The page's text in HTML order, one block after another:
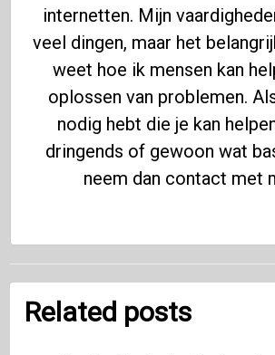
internetten. Mijn
veel dingen, maar het
weet hoe ik mensen kan
oplossen van problemen.
nodig hebt die je kan
dringends of gewoon wat
neem dan contact met
Related posts